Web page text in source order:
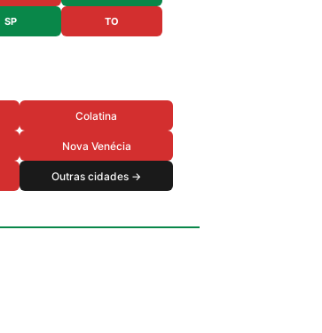
SP TO
Colatina
Nova Venécia
Outras cidades →